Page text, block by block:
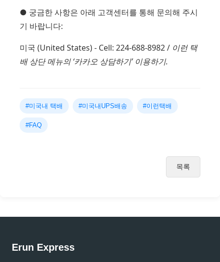
● 궁금한 사항은 아래 고객센터를 통해 문의해 주시
기 바랍니다:
미국 (United States) - Cell: 224-688-8982 / 이런 택
배 상단 메뉴의 ‘카카오 상담하기’ 이용하기.
#미국내 택배 #미국내UPS배송 #이런택배
#FAQ
목록
Erun Express